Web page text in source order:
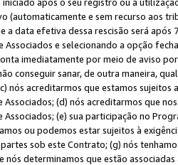
(automaticamente e sem recurso aos
a data efetiva dessa rescisão será
Associados e selecionando a opção
imediatamente por meio de aviso
conseguir sanar, de outra maneira,
nós acreditarmos que estamos
(d) nós acreditarmos que
(e) sua participação no
ou podemos estar sujeitos à
sob este Contrato; (g) nós
nós determinamos que estão